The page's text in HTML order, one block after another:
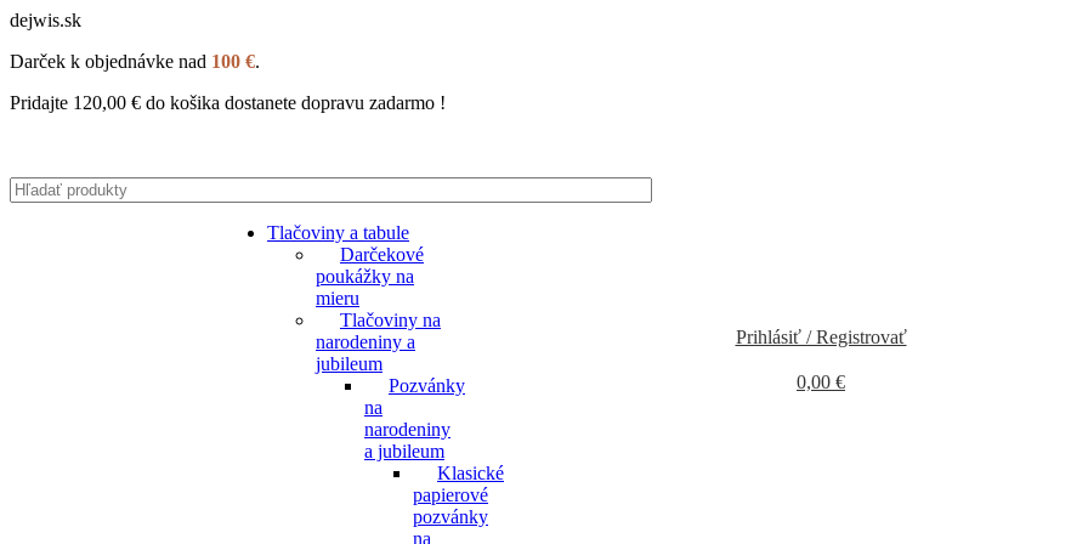
dejwis.sk
Darček k objednávke nad 100 €.
Pridajte 120,00 € do košika dostanete dopravu zadarmo !
Tlačoviny a tabule
Darčekové
poukážky na
mieru
Tlačoviny na
narodeniny a
jubileum
Pozvánky
na
narodeniny
a jubileum
Klasické
papierové
pozvánky
na
Prihlásiť / Registrovať
0,00 €